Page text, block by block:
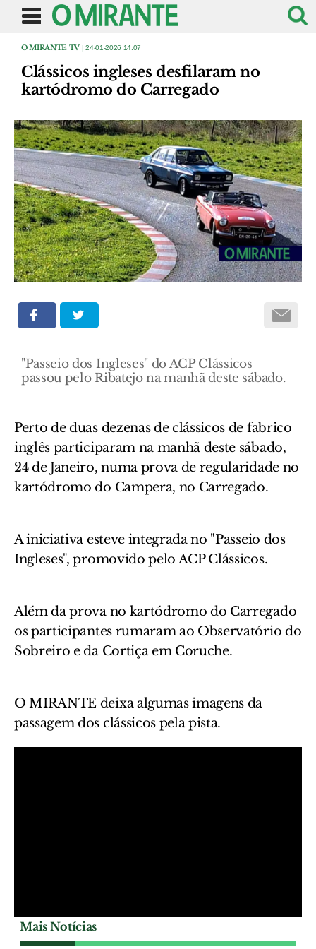
O MIRANTE TV | 24-01-2026 14:07
Clássicos ingleses desfilaram no
kartódromo do Carregado
"Passeio dos Ingleses" do ACP Clássicos
passou pelo Ribatejo na manhã deste sábado.
Perto de duas dezenas de clássicos de fabrico
inglês participaram na manhã deste sábado,
24 de Janeiro, numa prova de regularidade no
kartódromo do Campera, no Carregado.
A iniciativa esteve integrada no "Passeio dos
Ingleses", promovido pelo ACP Clássicos.
Além da prova no kartódromo do Carregado
os participantes rumaram ao Observatório do
Sobreiro e da Cortiça em Coruche.
O MIRANTE deixa algumas imagens da
passagem dos clássicos pela pista.
Mais Notícias